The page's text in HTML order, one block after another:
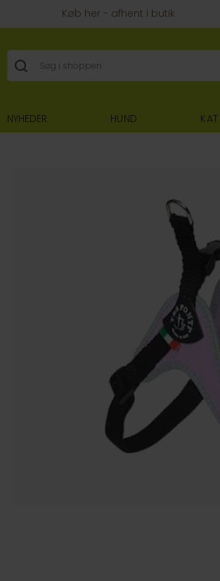
Køb her - afhent i butik
NYHEDER HUND KAT